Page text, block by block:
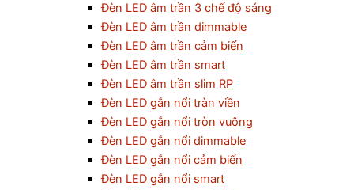
Đèn LED âm trần 3 chế độ sáng
Đèn LED âm trần dimmable
Đèn LED âm trần cảm biến
Đèn LED âm trần smart
Đèn LED âm trần slim RP
Đèn LED gắn nổi tràn viền
Đèn LED gắn nổi tròn vuông
Đèn LED gắn nổi dimmable
Đèn LED gắn nổi cảm biến
Đèn LED gắn nổi smart